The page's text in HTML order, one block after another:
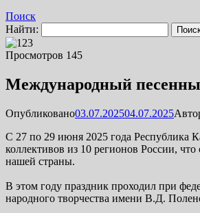
Поиск
Найти:
Просмотров 145
Международный
Опубликовано03.07.202504.07.2025
С 27 по 29 июня 2025 года Республика
коллективов из 10 регионов России,
нашей страны.
В этом году праздник проходил при
народного творчества имени В.Д.